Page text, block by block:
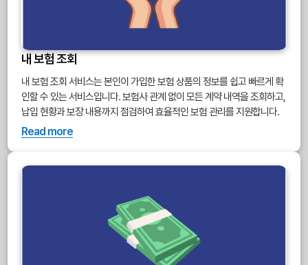
내 보험 조회
내 보험 조회 서비스는 본인이 가입한 보험 상품의 정보를 쉽고 빠르게 확
인할 수 있는 서비스입니다. 보험사 관계 없이 모든 계약 내역을 조회하고,
납입 현황과 보장 내용까지 점검하여 효율적인 보험 관리를 지원합니다.
Read more